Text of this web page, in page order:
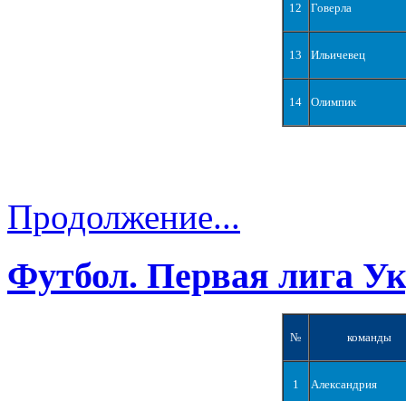
12 Говерла
13 Ильичевец
14 Олимпик
Продолжение...
Футбол. Первая лига
№ команды
1 Александрия